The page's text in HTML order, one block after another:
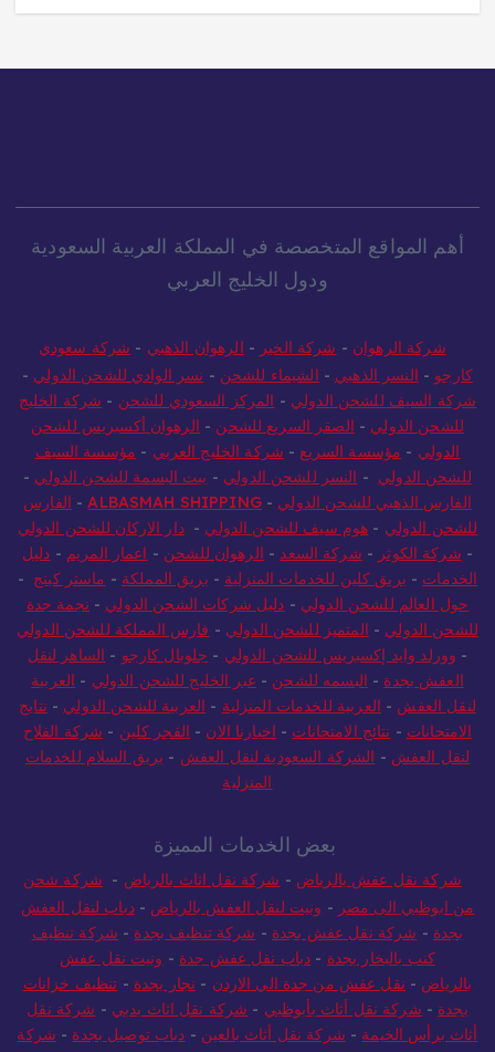
أهم المواقع المتخصصة في المملكة العربية السعودية
ودول الخليج العربي
شركة الرهوان - شركة الخير - الرهوان الذهبي - شركة سعودي
كارجو - النسر الذهبي - الشيماء للشحن - نسر الوادي للشحن الدولي -
شركة السيف للشحن الدولي - المركز السعودي للشحن - شركة الخليج
للشحن الدولي - الصقر السريع للشحن - الرهوان أكسبريس للشحن
الدولي - مؤسسة السريع - شركة الخليج العربي - مؤسسة السيف
للشحن الدولي - النسر للشحن الدولي - بيت البسمة للشحن الدولي -
الفارس الذهبي للشحن الدولي -
ALBASMAH SHIPPING
- الفارس
للشحن الدولي - هوم سيف للشحن الدولي -دار الاركان للشحن الدولي
- شركة الكوثر - شركة السعد - الرهوان للشحن - اعمار المريم - دليل
الخدمات - بريق كلين للخدمات المنزلية - بريق المملكة - ماستر كينج -
حول العالم للشحن الدولي - دليل شركات الشحن الدولي - نجمة جدة
للشحن الدولي - المتميز للشحن الدولي - فارس المملكة للشحن الدولي
- وورلد وايد إكسبريس للشحن الدولي - جلوبال كارجو - الساهر لنقل
العفش بجدة - البسمه للشحن - عبر الخليج للشحن الدولي - العربية
لنقل العفش - العربية للخدمات المنزلية - العربية للشحن الدولي - نتايج
الامتحانات - نتائج الامتحانات - اخبارنا الان - الفجر كلين - شركة الفلاح
لنقل العفش - الشركة السعودية لنقل العفش - بريق السلام للخدمات
المنزلية
بعض الخدمات المميزة
شركة نقل عفش بالرياض - شركة نقل اثاث بالرياض - شركة شحن
من ابوظبي الى مصر - ونيت لنقل العفش بالرياض -دباب لنقل العفش
بجدة - شركة نقل عفش بجدة - شركة تنظيف بجدة - شركة تنظيف
كنب بالبخار بجدة - دباب نقل عفش جدة - ونيت نقل عفش
بالرياض - نقل عفش من جدة الي الاردن - نجار بجدة - تنظيف خزانات
بجدة - شركة نقل أثاث بأبوظبي - شركة نقل اثاث بدبي - شركة نقل
أثاث برأس الخيمة - شركة نقل أثاث بالعين - دباب توصيل بجدة - شركة